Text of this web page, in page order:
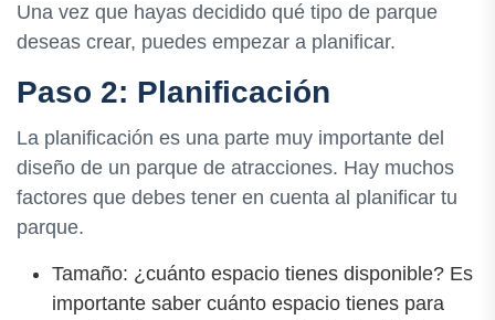
Una vez que hayas decidido qué tipo de parque
deseas crear, puedes empezar a planificar.
Paso 2: Planificación
La planificación es una parte muy importante del
diseño de un parque de atracciones. Hay muchos
factores que debes tener en cuenta al planificar tu
parque.
Tamaño: ¿cuánto espacio tienes disponible? Es
importante saber cuánto espacio tienes para